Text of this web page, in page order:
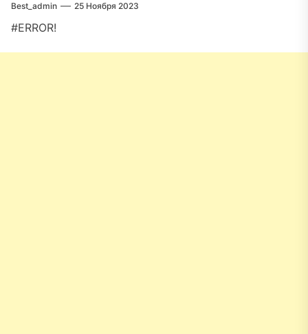
Best_admin 25 Ноября 2023
#ERROR!